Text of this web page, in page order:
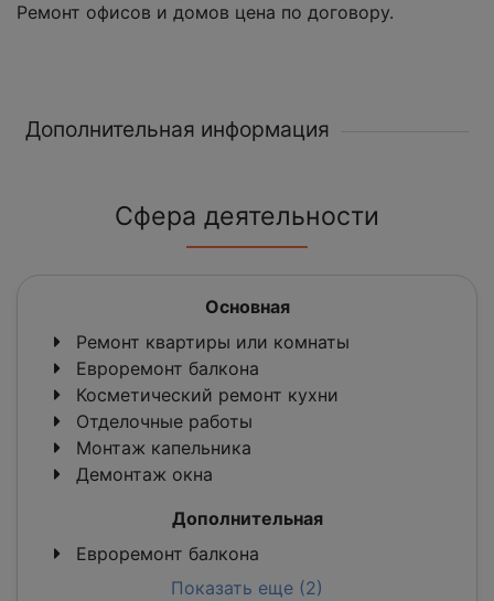
Ремонт офисов и домов цена по договору.
Дополнительная информация
Сфера деятельности
Основная
Ремонт квартиры или комнаты
Евроремонт балкона
Косметический ремонт кухни
Отделочные работы
Монтаж капельника
Демонтаж окна
Дополнительная
Евроремонт балкона
Показать еще (2)